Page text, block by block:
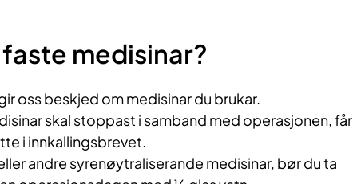
medisinar?
oss beskjed om medisinar du brukar.
skal stoppast i samband med operasjonen, får
i innkallingsbrevet.
andre syrenøytraliserande medisinar, bør du ta